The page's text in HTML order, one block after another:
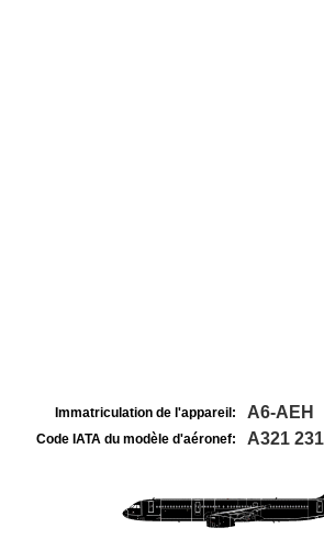
Immatriculation de l'appareil: A6-AEH
Code IATA du modèle d'aéronef: A321